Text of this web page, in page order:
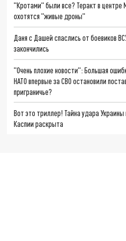
"Кротами" были все? Теракт в центре
охотятся "живые дроны"
Даня с Дашей спаслись от боевиков
закончились
"Очень плохие новости": Большая
НАТО впервые за СВО остановили
приграничье?
Вот это триллер! Тайна удара Украины
Каспии раскрыта